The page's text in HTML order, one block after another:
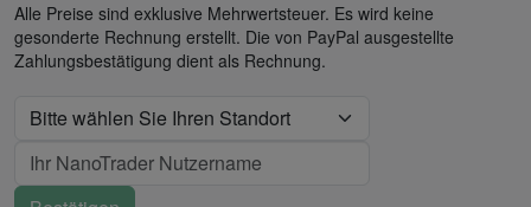
Alle Preise sind exklusive Mehrwertsteuer. Es wird keine
gesonderte Rechnung erstellt. Die von PayPal ausgestellte
Zahlungsbestätigung dient als Rechnung.